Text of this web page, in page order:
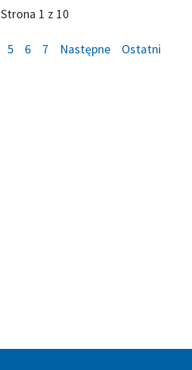
Strona 1 z 10
5 6 7 Następne Ostatni